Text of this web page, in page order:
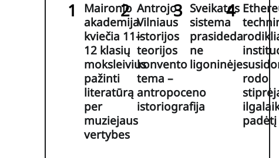
Maironio
akademija
kviečia 11–
12 klasių
moksleivius
pažinti
literatūrą
per
muziejaus
vertybes
Antrojo
Vilniaus
istorijos
teorijos
konvento
tema –
antropoceno
istoriografija
Sveikatos
sistema
prasideda
ne
ligoninėje
rodo
padėtį